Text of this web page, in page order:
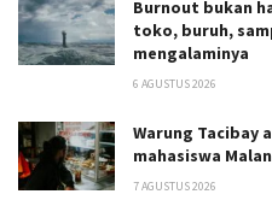
Burnout bukan
toko, buruh,
mengalaminya
6 AGUSTUS 2026
Warung Tacibay
mahasiswa
7 AGUSTUS 2026